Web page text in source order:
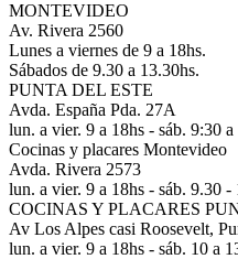
MONTEVIDEO
Av. Rivera 2560
Lunes a viernes de 9 a 18hs.
Sábados de 9.30 a 13.30hs.
PUNTA DEL ESTE
Avda. España Pda. 27A
lun. a vier. 9 a 18hs - sáb. 9:30 a
Cocinas y placares Montevideo
Avda. Rivera 2573
lun. a vier. 9 a 18hs - sáb. 9.30 -
COCINAS Y PLACARES
Av Los Alpes casi Roosevelt,
lun. a vier. 9 a 18hs - sáb. 10 a